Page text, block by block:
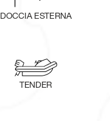
DOCCIA ESTERNA
TENDER